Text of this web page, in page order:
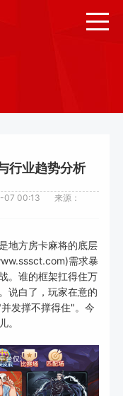
行业趋势分析
07 00:13 来源：
地方房卡麻将的底层
需求暴
。谁的框架扛得住万
说白了，玩家在意的
发撑不撑得住"。今
。